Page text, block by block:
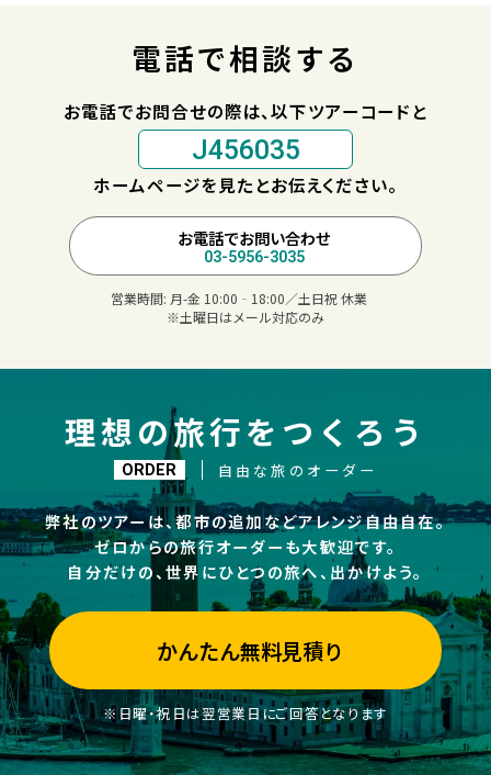
電話で相談する
お電話でお問合せの際は、以下ツアーコードと
J456035
ホームページを見たとお伝えください。
お電話でお問い合わせ
03-5956-3035
営業時間: 月-金 10:00‐18:00／土日祝 休業
※土曜日はメール対応のみ
理想の旅行をつくろう
ORDER 自由な旅のオーダー
弊社のツアーは、都市の追加などアレンジ自由自在。
ゼロからの旅行オーダーも大歓迎です。
自分だけの、世界にひとつの旅へ、出かけよう。
かんたん無料見積り
※日曜・祝日は翌営業日にご回答となります